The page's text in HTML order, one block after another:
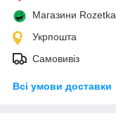
Магазини Rozetka
Укрпошта
Самовивіз
Всі умови доставки